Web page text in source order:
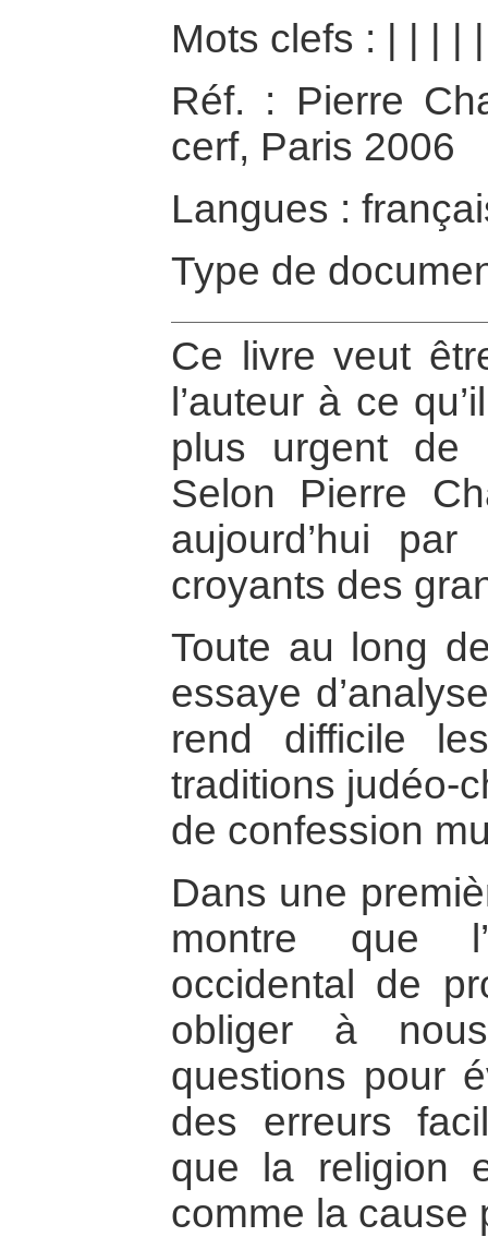
Mots clefs :
Réf. : Pierre
cerf, Paris 2006
Langues :
Type de
Ce livre veut
l’auteur à ce
plus urgent de
Selon Pierre
aujourd’hui
croyants des
Toute au long
essaye
rend difficile
traditions judéo-
de confession
Dans une
montre que
occidental de
obliger à
questions pour
des erreurs
que la religion
comme la cause